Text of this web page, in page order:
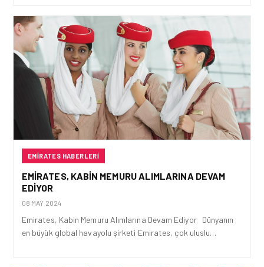
EMIRATES HABERLERI
EMIRATES, KABIN MEMURU ALIMLARINA DEVAM
EDIYOR
08 MAY 2024
Emirates, Kabin Memuru Alımlarına Devam Ediyor Dünyanın
en büyük global havayolu şirketi Emirates, çok uluslu…